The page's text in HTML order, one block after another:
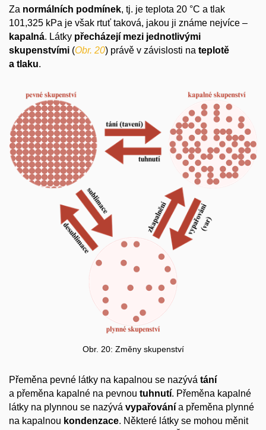
Za normálních podmínek, tj. je teplota 20 °C a tlak
101,325 kPa je však rtuť taková, jakou ji známe nejvíce –
kapalná. Látky přecházejí mezi jednotlivými
skupenstvími (Obr. 20) právě v závislosti na teplotě
a tlaku.
Obr. 20: Změny skupenství
Přeměna pevné látky na kapalnou se nazývá tání
a přeměna kapalné na pevnou tuhnutí. Přeměna kapalné
látky na plynnou se nazývá vypařování a přeměna plynné
na kapalnou kondenzace. Některé látky se mohou měnit